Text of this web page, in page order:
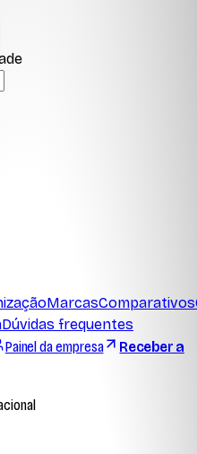
MarcasComparativos
Dúvidas frequentes
Painel da empresa
Receber a